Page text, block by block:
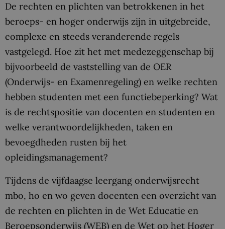
De rechten en plichten van betrokkenen in het
beroeps- en hoger onderwijs zijn in uitgebreide,
complexe en steeds veranderende regels
vastgelegd. Hoe zit het met medezeggenschap bij
bijvoorbeeld de vaststelling van de OER
(Onderwijs- en Examenregeling) en welke rechten
hebben studenten met een functiebeperking? Wat
is de rechtspositie van docenten en studenten en
welke verantwoordelijkheden, taken en
bevoegdheden rusten bij het
opleidingsmanagement?
Tijdens de vijfdaagse leergang onderwijsrecht
mbo, ho en wo geven docenten een overzicht van
de rechten en plichten in de Wet Educatie en
Beroepsonderwijs (WEB) en de Wet op het Hoger